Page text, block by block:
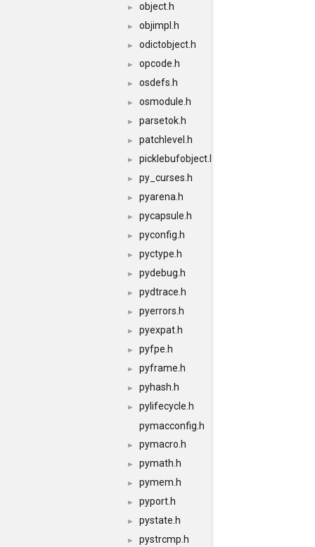
► object.h
► objimpl.h
► odictobject.h
► opcode.h
► osdefs.h
► osmodule.h
► parsetok.h
► patchlevel.h
► picklebufobject.h
► py_curses.h
► pyarena.h
► pycapsule.h
► pyconfig.h
► pyctype.h
► pydebug.h
► pydtrace.h
► pyerrors.h
► pyexpat.h
► pyfpe.h
► pyframe.h
► pyhash.h
►
pylifecycle.h
pymacconfig.h
► pymacro.h
► pymath.h
► pymem.h
► pyport.h
► pystate.h
► pystrcmp.h